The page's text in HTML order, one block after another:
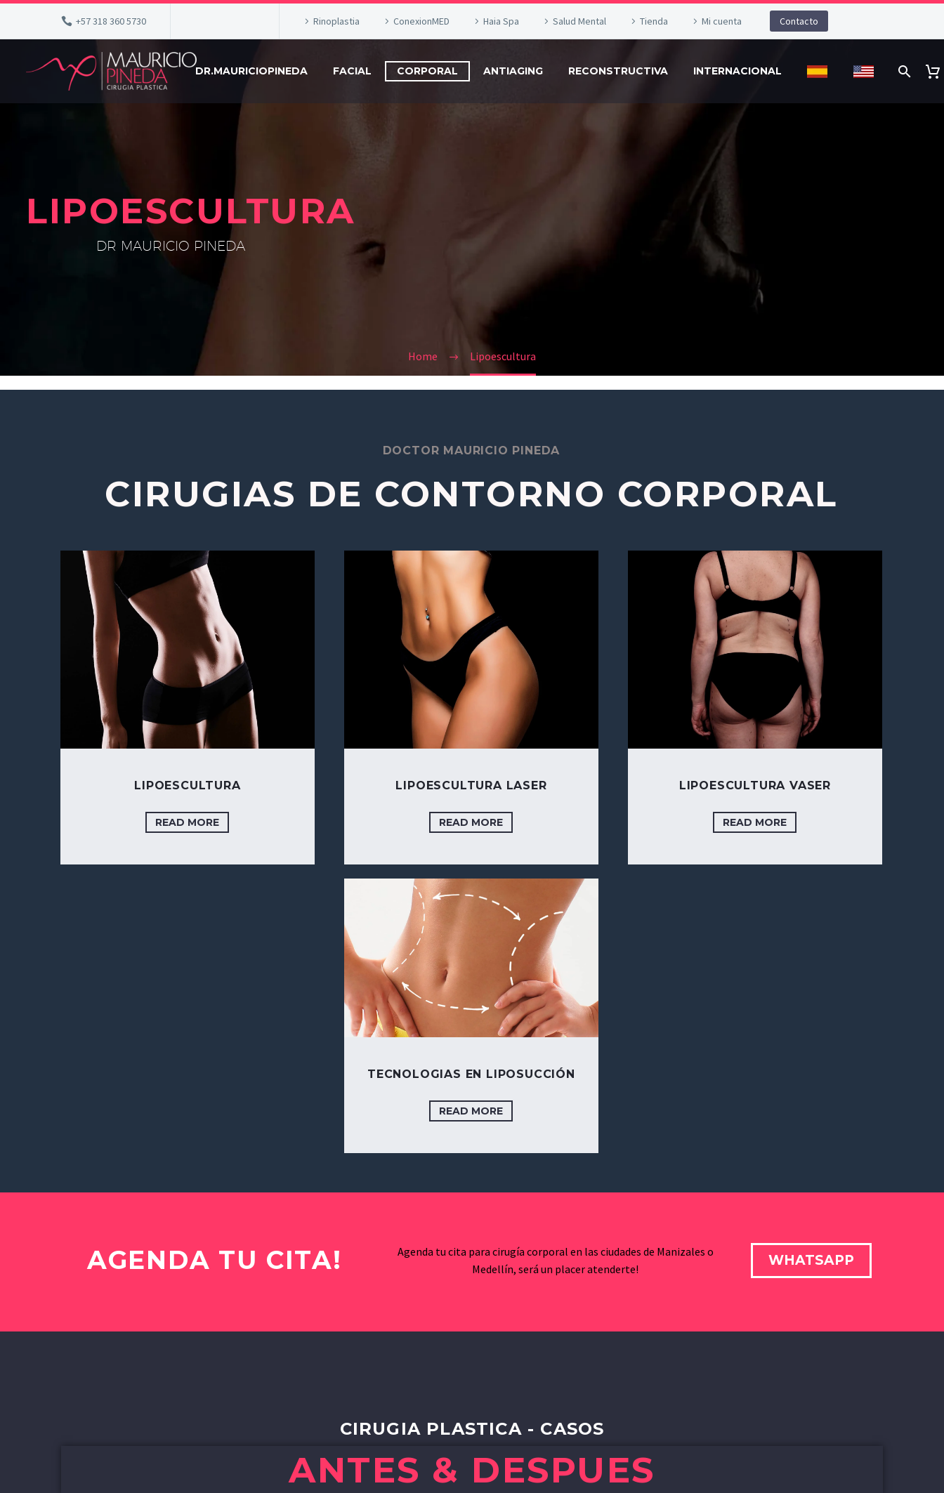
+57 318 360 5730 Rinoplastia ConexionMED Haia Spa Salud Mental Tienda Mi cuenta Contacto
DR.MAURICIOPINEDA FACIAL CORPORAL ANTIAGING RECONSTRUCTIVA INTERNACIONAL
LIPOESCULTURA
DR MAURICIO PINEDA
Home Lipoescultura
DOCTOR MAURICIO PINEDA
CIRUGIAS DE CONTORNO CORPORAL
LIPOESCULTURA
READ MORE
LIPOESCULTURA LASER
READ MORE
LIPOESCULTURA VASER
READ MORE
TECNOLOGIAS EN LIPOSUCCIÓN
READ MORE
AGENDA TU CITA!
Agenda tu cita para cirugía corporal en las ciudades de Manizales o
Medellín, será un placer atenderte!
WHATSAPP
CIRUGIA PLASTICA - CASOS
ANTES & DESPUES